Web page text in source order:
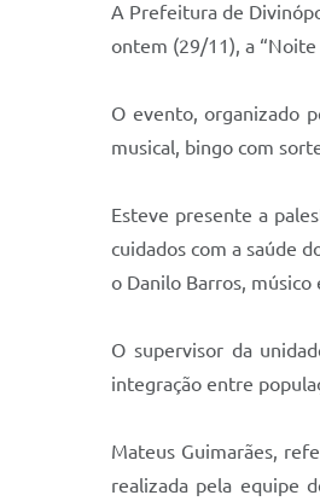
A Prefeitura de
ontem (29/11), a
O evento, organizado
musical, bingo com
Esteve presente a
cuidados com a saúde
o Danilo Barros,
O supervisor da
integração entre
Mateus Guimarães,
realizada pela equipe